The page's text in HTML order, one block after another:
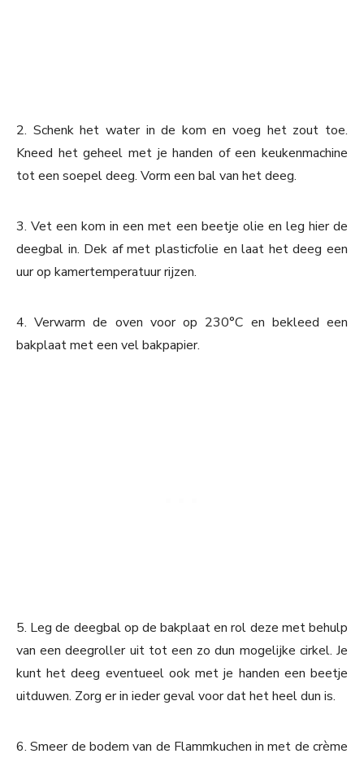
2. Schenk het water in de kom en voeg het zout toe.
Kneed het geheel met je handen of een keukenmachine
tot een soepel deeg. Vorm een bal van het deeg.
3. Vet een kom in een met een beetje olie en leg hier de
deegbal in. Dek af met plasticfolie en laat het deeg een
uur op kamertemperatuur rijzen.
4. Verwarm de oven voor op 230°C en bekleed een
bakplaat met een vel bakpapier.
5. Leg de deegbal op de bakplaat en rol deze met behulp
van een deegroller uit tot een zo dun mogelijke cirkel. Je
kunt het deeg eventueel ook met je handen een beetje
uitduwen. Zorg er in ieder geval voor dat het heel dun is.
6. Smeer de bodem van de Flammkuchen in met de crème